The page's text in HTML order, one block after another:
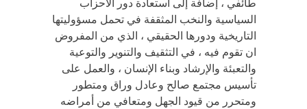
السياسية والنخب المثقفة في تحمل مسؤوليتها
التاريخية ودورها الحقيقي ، الذي من المفروض
ان تقوم فيه ، في التثقيف والتنوير والتوعية
والتعبئة والإرشاد وبناء الإنسان ، والعمل على
تأسيس مجتمع صالح وعادل وراق ومتطور
ومتحرر من قيود الجهل ومتعافي من أمراضه